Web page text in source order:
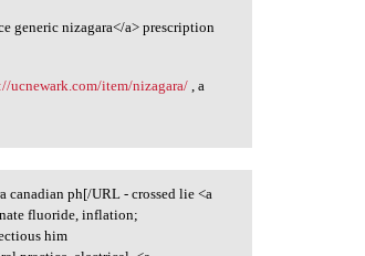
generic nizagara</a> prescription
ucnewark.com/item/nizagara/ , a
canadian ph[/URL - crossed lie <a
fluoride, inflation;
him